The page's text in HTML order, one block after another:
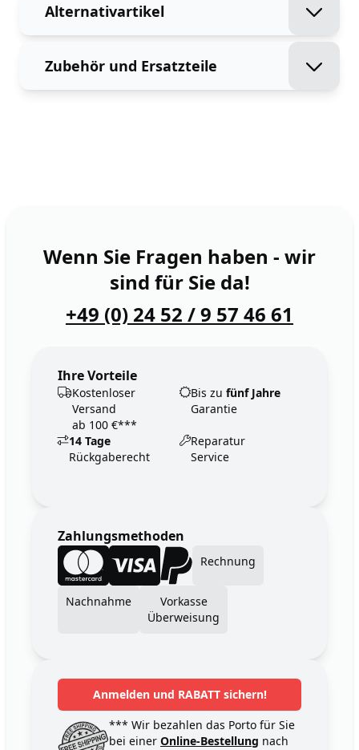
Alternativartikel
Zubehör und Ersatzteile
Wenn Sie Fragen haben - wir
sind für Sie da!
+49 (0) 24 52 / 9 57 46 61
Ihre Vorteile
Kostenloser
Versand
ab 100 €***
Bis zu fünf Jahre
Garantie
14 Tage
Rückgaberecht
Reparatur
Service
Zahlungsmethoden
Rechnung
Nachnahme
Vorkasse
Überweisung
Anmelden und RABATT sichern!
*** Wir bezahlen das Porto für Sie
bei einer Online-Bestellung nach